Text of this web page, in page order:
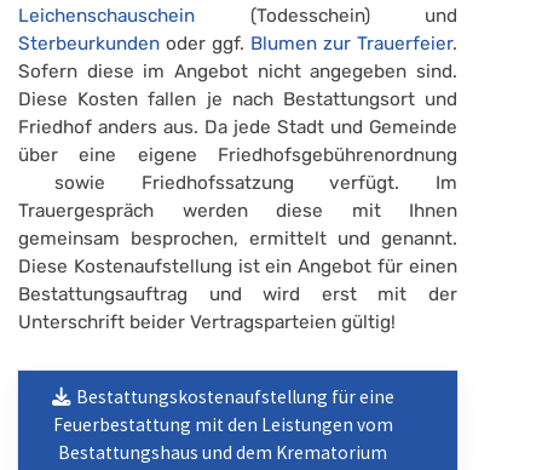
Leichenschauschein (Todesschein) und
Sterbeurkunden oder ggf. Blumen zur Trauerfeier.
Sofern diese im Angebot nicht angegeben sind.
Diese Kosten fallen je nach Bestattungsort und
Friedhof anders aus. Da jede Stadt und Gemeinde
über eine eigene Friedhofsgebührenordnung
sowie Friedhofssatzung verfügt. Im
Trauergespräch werden diese mit Ihnen
gemeinsam besprochen, ermittelt und genannt.
Diese Kostenaufstellung ist ein Angebot für einen
Bestattungsauftrag und wird erst mit der
Unterschrift beider Vertragsparteien gültig!
Bestattungskostenaufstellung für eine
Feuerbestattung mit den Leistungen vom
Bestattungshaus und dem Krematorium